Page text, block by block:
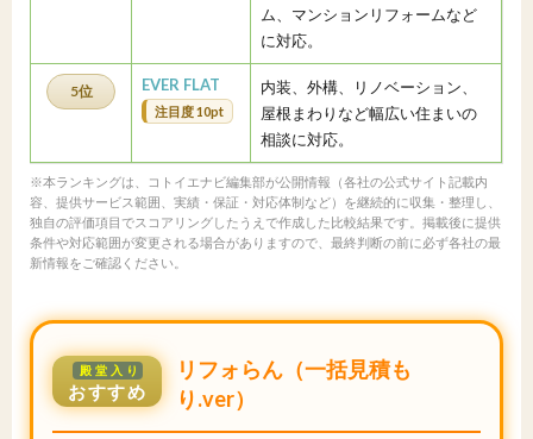
ム、マンションリフォームなど
に対応。
5位 EVER FLAT
注目度 10pt
内装、外構、リノベーション、
屋根まわりなど幅広い住まいの
相談に対応。
※本ランキングは、コトイエナビ編集部が公開情報（各社の公式サイト記載内
容、提供サービス範囲、実績・保証・対応体制など）を継続的に収集・整理し、
独自の評価項目でスコアリングしたうえで作成した比較結果です。掲載後に提供
条件や対応範囲が変更される場合がありますので、最終判断の前に必ず各社の最
新情報をご確認ください。
殿堂入り
おすすめ
リフォらん（一括見積も
り.ver）